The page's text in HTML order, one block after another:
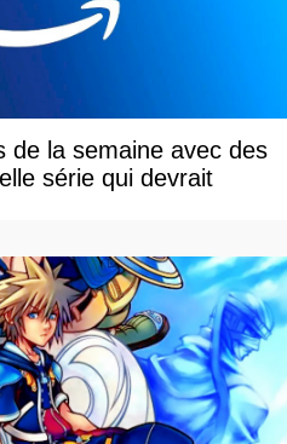
de la semaine avec des
série qui devrait